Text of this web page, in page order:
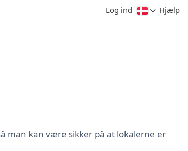
Log ind Hjælp
man kan være sikker på at lokalerne er